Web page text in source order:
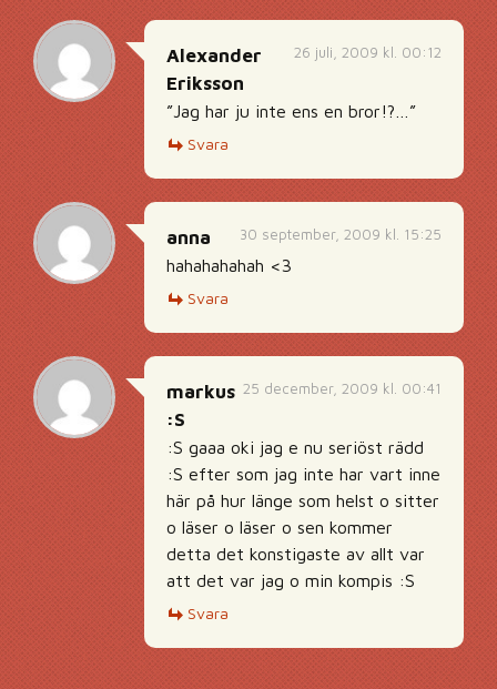
26 juli, 2009 kl. 00:12
Alexander
Eriksson
”Jag har ju inte ens en bror!?…”
Svara
30 september, 2009 kl. 15:25
anna
hahahahahah <3
Svara
25 december, 2009 kl. 00:41
markus
:S
:S gaaa oki jag e nu seriöst rädd
:S efter som jag inte har vart inne
här på hur länge som helst o sitter
o läser o läser o sen kommer
detta det konstigaste av allt var
att det var jag o min kompis :S
Svara